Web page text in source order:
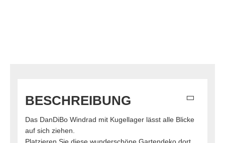
BESCHREIBUNG
Das DanDiBo Windrad mit Kugellager lässt alle Blicke
auf sich ziehen.